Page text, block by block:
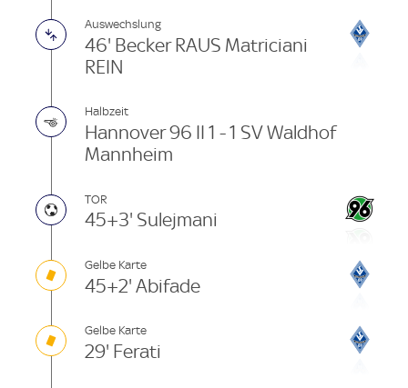
Auswechslung
46' Becker RAUS Matriciani
REIN
Halbzeit
Hannover 96 II 1 - 1 SV Waldhof
Mannheim
TOR
45+3' Sulejmani
Gelbe Karte
45+2' Abifade
Gelbe Karte
29' Ferati